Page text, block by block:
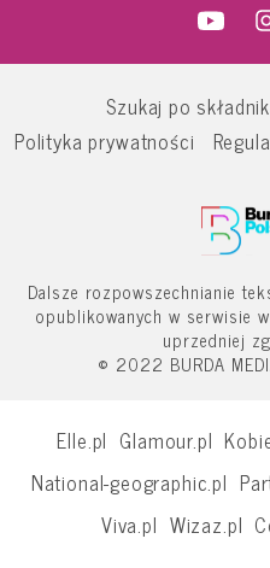
Szukaj po
Polityka prywatności
Dalsze rozpowszechnianie
opublikowanych w serwisie
uprzedniej
© 2022 BURDA
Elle.pl Glamour.pl
National-geographic.pl
Viva.pl Wizaz.pl